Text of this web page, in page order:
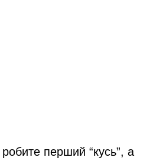
перший “кусь”, а